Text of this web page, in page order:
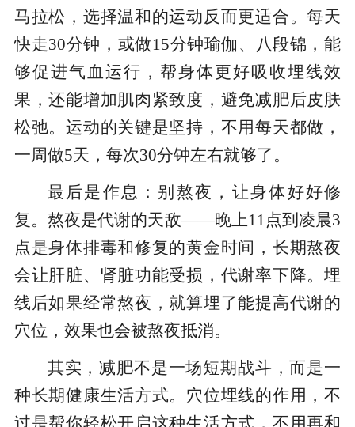
马拉松，选择温和的运动反而更适合。每天
快走30分钟，或做15分钟瑜伽、八段锦，能
够促进气血运行，帮身体更好吸收埋线效
果，还能增加肌肉紧致度，避免减肥后皮肤
松弛。运动的关键是坚持，不用每天都做，
一周做5天，每次30分钟左右就够了。
最后是作息：别熬夜，让身体好好修
复。熬夜是代谢的天敌——晚上11点到凌晨3
点是身体排毒和修复的黄金时间，长期熬夜
会让肝脏、肾脏功能受损，代谢率下降。埋
线后如果经常熬夜，就算埋了能提高代谢的
穴位，效果也会被熬夜抵消。
其实，减肥不是一场短期战斗，而是一
种长期健康生活方式。穴位埋线的作用，不
过是帮你轻松开启这种生活方式，不用再和